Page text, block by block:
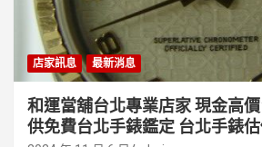
店家訊息 最新消息
和運當舖台北專業店家 現金高
供免費台北手錶鑑定 台北手錶